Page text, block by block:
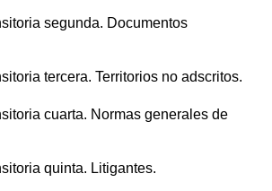
segunda. Documentos
tercera. Territorios no adscritos.
cuarta. Normas generales de
quinta. Litigantes.